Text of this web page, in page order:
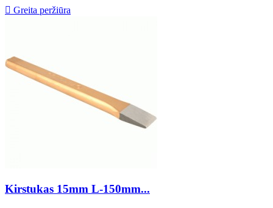
 Greita peržiūra
Kirstukas 15mm L-150mm...